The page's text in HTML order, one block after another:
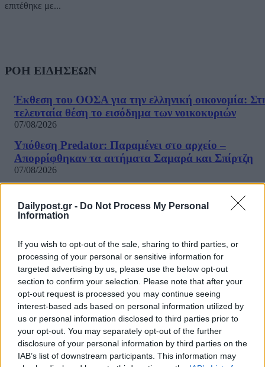
Dailypost.gr - Do Not Process My Personal
Information
If you wish to opt-out of the sale, sharing to third parties, or
processing of your personal or sensitive information for
targeted advertising by us, please use the below opt-out
section to confirm your selection. Please note that after your
opt-out request is processed you may continue seeing
interest-based ads based on personal information utilized by
us or personal information disclosed to third parties prior to
your opt-out. You may separately opt-out of the further
disclosure of your personal information by third parties on the
IAB’s list of downstream participants. This information may
επιτέθηκε με...
ΡΟΗ ΕΙΔΗΣΕΩΝ
Έκθεση του ΟΟΣΑ για την ελληνική οικονομία:
τελευταία θέση το εισόδημα των νοικοκυριών
07/08/2026
Υπόθεση Predator: Παραμένει στο αρχείο –
Απορρίφθηκαν τα αιτήματα Σαμαρά και Σπίρτζη
07/08/2026
τιμές και το φιλόξενο κλίμα
07/08/2026
τον διάδοχο του – Τι είπε σε ιδιωτική συνάντηση
07/08/2026
«Καμπάνα» 567 εκατ δολαρίων στη Meta για
στην ψυχική υγεία των παιδιών
07/08/2026
Η εφαρμογή «Οδύσσεια του Ομήρου» του
Καραναστάση στην κορυφή του ελληνικού App
07/08/2026